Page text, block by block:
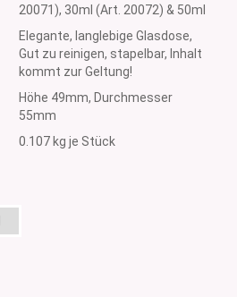
20071), 30ml (Art. 20072) & 50ml
Elegante, langlebige Glasdose,
Gut zu reinigen, stapelbar, Inhalt
kommt zur Geltung!
Höhe 49mm, Durchmesser
55mm
0.107 kg je Stück